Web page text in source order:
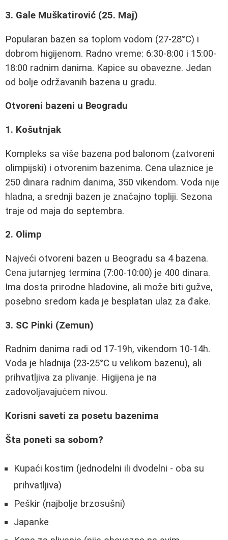
3. Gale Muškatirović (25. Maj)
Popularan bazen sa toplom vodom (27-28°C) i
dobrom higijenom. Radno vreme: 6:30-8:00 i 15:00-
18:00 radnim danima. Kapice su obavezne. Jedan
od bolje održavanih bazena u gradu.
Otvoreni bazeni u Beogradu
1. Košutnjak
Kompleks sa više bazena pod balonom (zatvoreni
olimpijski) i otvorenim bazenima. Cena ulaznice je
250 dinara radnim danima, 350 vikendom. Voda nije
hladna, a srednji bazen je značajno topliji. Sezona
traje od maja do septembra.
2. Olimp
Najveći otvoreni bazen u Beogradu sa 4 bazena.
Cena jutarnjeg termina (7:00-10:00) je 400 dinara.
Ima dosta prirodne hladovine, ali može biti gužve,
posebno sredom kada je besplatan ulaz za đake.
3. SC Pinki (Zemun)
Radnim danima radi od 17-19h, vikendom 10-14h.
Voda je hladnija (23-25°C u velikom bazenu), ali
prihvatljiva za plivanje. Higijena je na
zadovoljavajućem nivou.
Korisni saveti za posetu bazenima
Šta poneti sa sobom?
Kupaći kostim (jednodelni ili dvodelni - oba su
prihvatljiva)
Peškir (najbolje brzosušni)
Japanke